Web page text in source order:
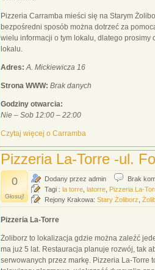
Pizzeria Carramba mieści się na Starym
bezpośredni sposób można dotrzeć za
wielu informacji o tym lokalu, dlatego prosimy
lokalu.
Adres: A. Mickiewicza 16
Strona WWW: Brak danych
Godziny otwarcia:
Nie – Sob 12:00 – 22:00
Czytaj więcej o Carramba
Pizzeria La-Torre -ul.
0
Głosuj!
Dodany przez admin Brak
Tagi : la torre latorre Pizzeria La-
Rejony Krakowa: Stary Żoliborz
Pizzeria La-Torre
Żoliborz to lokalizacja gdzie można zaleźć
ma już 5 lat. Restauracja planuje rozwój, tak
serwowanych przez markę. Pizzeria La-Torre